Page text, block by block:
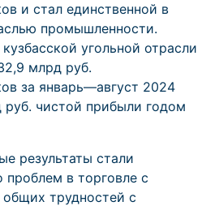
и стал единственной в
промышленности.
угольной отрасли
млрд руб.
за январь—август 2024
руб. чистой прибыли годом
результаты стали
проблем в торговле с
трудностей с